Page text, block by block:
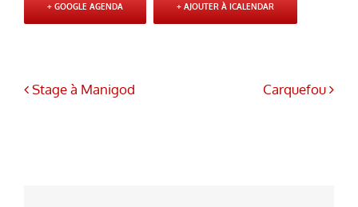
+ GOOGLE AGENDA + AJOUTER À ICALENDAR
Stage à Manigod Carquefou